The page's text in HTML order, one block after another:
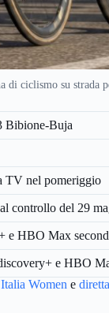
di ciclismo su strada
Bibione-Buja
TV nel pomeriggio
controllo del 29
e HBO Max
e HBO
Women e